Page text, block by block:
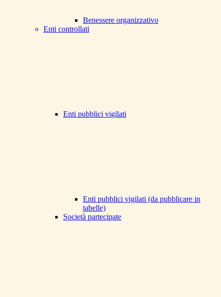
Benessere organizzativo
Enti controllati
Enti pubblici vigilati
Enti pubblici vigilati (da pubblicare in
tabelle)
Società partecipate